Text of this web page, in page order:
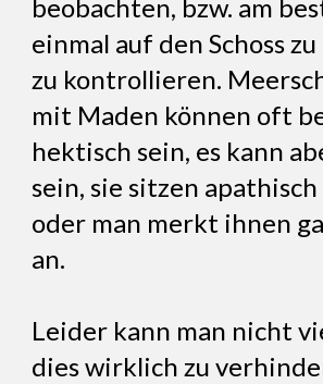
beobachten, bzw. am
einmal auf den Schoss
zu kontrollieren.
mit Maden können oft
hektisch sein, es kann
sein, sie sitzen
oder man merkt ihnen
an.
Leider kann man nicht
dies wirklich zu